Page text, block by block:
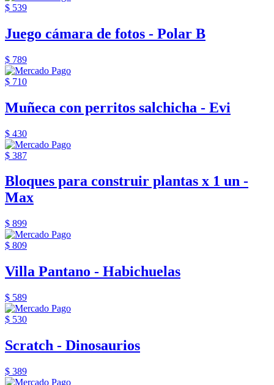
$ 539
Juego cámara de fotos - Polar B
$ 789
$ 710
Muñeca con perritos salchicha - Evi
$ 430
$ 387
Bloques para construir plantas x 1 un -
Max
$ 899
$ 809
Villa Pantano - Habichuelas
$ 589
$ 530
Scratch - Dinosaurios
$ 389